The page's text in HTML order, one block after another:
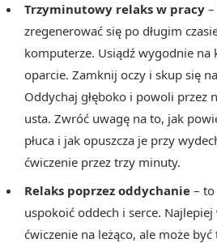
Trzyminutowy relaks w pracy
zregenerować się po długim
komputerze. Usiądź wygodnie na
oparcie. Zamknij oczy i skup się
Oddychaj głęboko i powoli przez
usta. Zwróć uwagę na to, jak
płuca i jak opuszcza je przy
ćwiczenie przez trzy minuty.
Relaks poprzez oddychanie –
uspokoić oddech i serce.
ćwiczenie na leżąco, ale może